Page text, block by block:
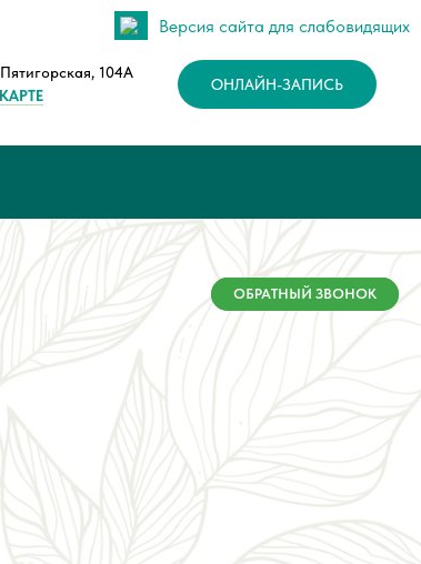
Версия сайта для слабовидящих
Пятигорская, 104А
ОНЛАЙН-ЗАПИСЬ
ОБРАТНЫЙ ЗВОНОК
ОБРАТНЫЙ ЗВОНОК